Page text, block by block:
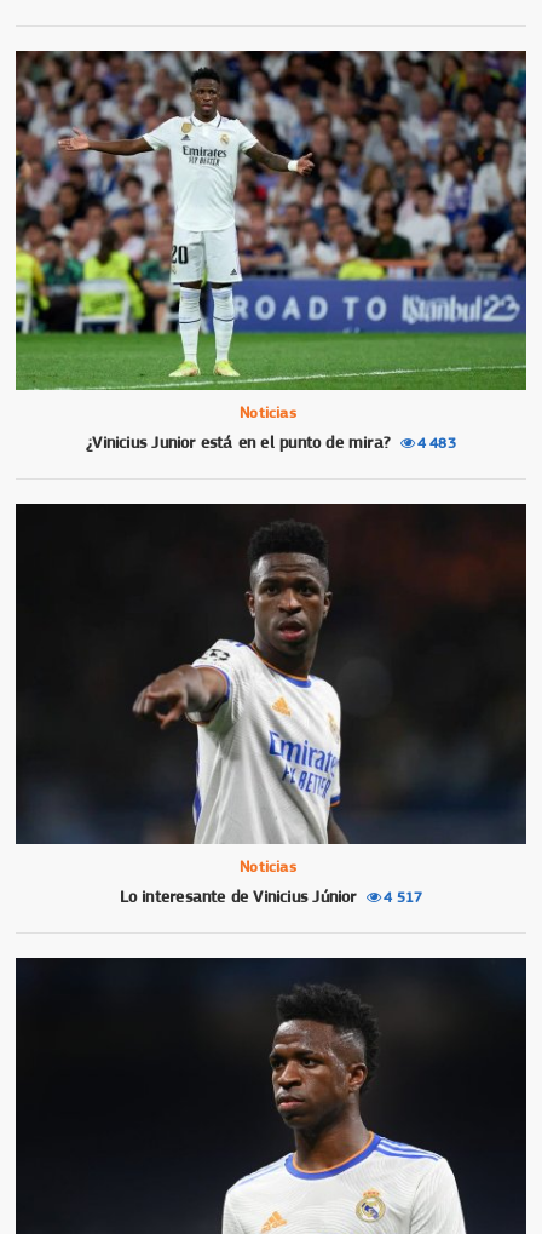
Noticias
¿Vinicius Junior está en el punto de mira? 4 483
Noticias
Lo interesante de Vinicius Júnior 4 517